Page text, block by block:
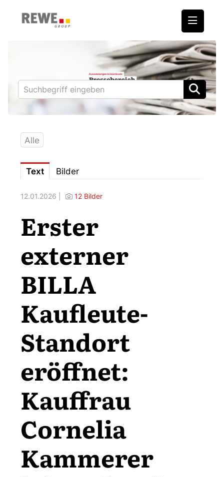
REWE International AG
BILLA
PENNY
BIPA
Downloads
Fotos – Vorstand
Kontakt
Alle
Text Bilder
12.01.2026 | 12 Bilder
Erster
externer
BILLA
Kaufleute-
Standort
eröffnet:
Kauffrau
Cornelia
Kammerer